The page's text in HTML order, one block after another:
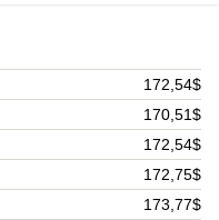
172,54$
170,51$
172,54$
172,75$
173,77$